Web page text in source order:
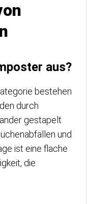
aus?
bestehen
durch
gestapelt
und
ist eine flache
die